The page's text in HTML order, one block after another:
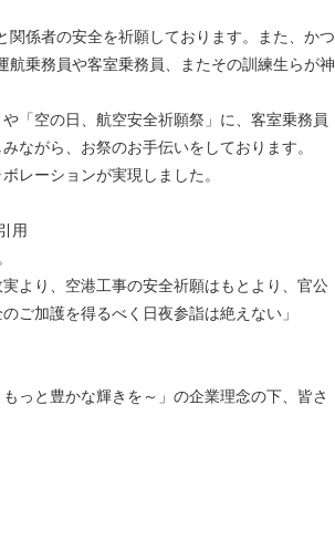
係者の安全を祈願しております。また、かつ
航乗務員や客室乗務員、またその訓練生らが神
「空の日、航空安全祈願祭」に、客室乗務員
ながら、お祭のお手伝いをしております。
レーションが実現しました。
用
より、空港工事の安全祈願はもとより、官公
ご加護を得るべく日夜参詣は絶えない」
っと豊かな輝きを～」の企業理念の下、皆さ